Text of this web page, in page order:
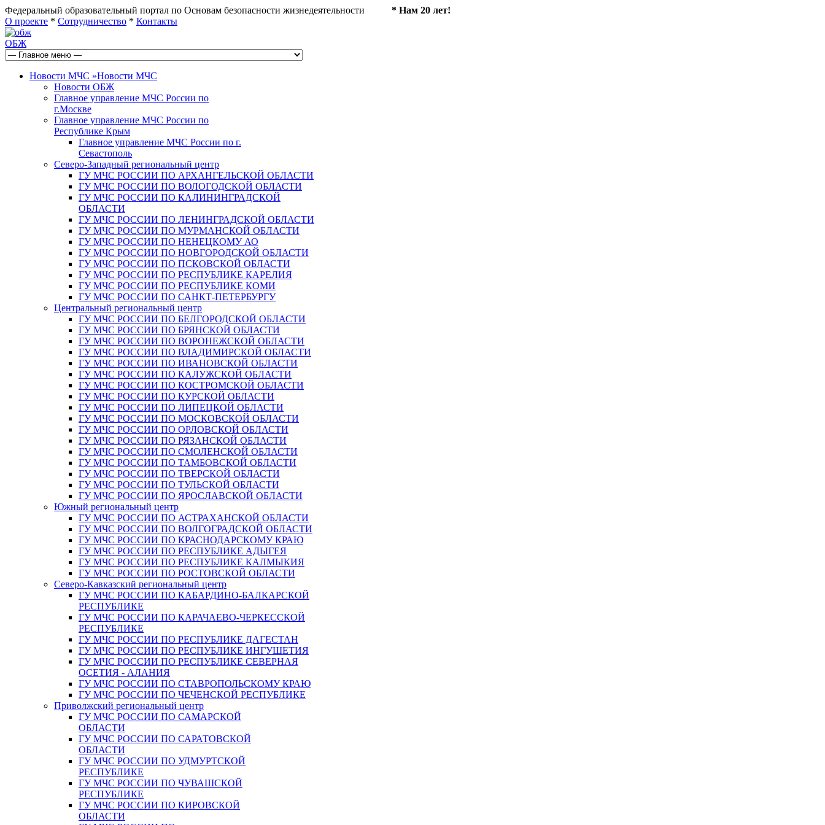
Федеральный образовательный портал по Основам безопасности жизнедеятельности * Нам 20 лет!
О проекте * Сотрудничество * Контакты
ОБЖ
Новости МЧС »Новости МЧС
Новости ОБЖ
Главное управление МЧС России по
г.Москве
Главное управление МЧС России по
Республике Крым
Главное управление МЧС России по г.
Севастополь
Северо-Западный региональный центр
ГУ МЧС РОССИИ ПО АРХАНГЕЛЬСКОЙ ОБЛАСТИ
ГУ МЧС РОССИИ ПО ВОЛОГОДСКОЙ ОБЛАСТИ
ГУ МЧС РОССИИ ПО КАЛИНИНГРАДСКОЙ
ОБЛАСТИ
ГУ МЧС РОССИИ ПО ЛЕНИНГРАДСКОЙ ОБЛАСТИ
ГУ МЧС РОССИИ ПО МУРМАНСКОЙ ОБЛАСТИ
ГУ МЧС РОССИИ ПО НЕНЕЦКОМУ АО
ГУ МЧС РОССИИ ПО НОВГОРОДСКОЙ ОБЛАСТИ
ГУ МЧС РОССИИ ПО ПСКОВСКОЙ ОБЛАСТИ
ГУ МЧС РОССИИ ПО РЕСПУБЛИКЕ КАРЕЛИЯ
ГУ МЧС РОССИИ ПО РЕСПУБЛИКЕ КОМИ
ГУ МЧС РОССИИ ПО САНКТ-ПЕТЕРБУРГУ
Центральный региональный центр
ГУ МЧС РОССИИ ПО БЕЛГОРОДСКОЙ ОБЛАСТИ
ГУ МЧС РОССИИ ПО БРЯНСКОЙ ОБЛАСТИ
ГУ МЧС РОССИИ ПО ВОРОНЕЖСКОЙ ОБЛАСТИ
ГУ МЧС РОССИИ ПО ВЛАДИМИРСКОЙ ОБЛАСТИ
ГУ МЧС РОССИИ ПО ИВАНОВСКОЙ ОБЛАСТИ
ГУ МЧС РОССИИ ПО КАЛУЖСКОЙ ОБЛАСТИ
ГУ МЧС РОССИИ ПО КОСТРОМСКОЙ ОБЛАСТИ
ГУ МЧС РОССИИ ПО КУРСКОЙ ОБЛАСТИ
ГУ МЧС РОССИИ ПО ЛИПЕЦКОЙ ОБЛАСТИ
ГУ МЧС РОССИИ ПО МОСКОВСКОЙ ОБЛАСТИ
ГУ МЧС РОССИИ ПО ОРЛОВСКОЙ ОБЛАСТИ
ГУ МЧС РОССИИ ПО РЯЗАНСКОЙ ОБЛАСТИ
ГУ МЧС РОССИИ ПО СМОЛЕНСКОЙ ОБЛАСТИ
ГУ МЧС РОССИИ ПО ТАМБОВСКОЙ ОБЛАСТИ
ГУ МЧС РОССИИ ПО ТВЕРСКОЙ ОБЛАСТИ
ГУ МЧС РОССИИ ПО ТУЛЬСКОЙ ОБЛАСТИ
ГУ МЧС РОССИИ ПО ЯРОСЛАВСКОЙ ОБЛАСТИ
Южный региональный центр
ГУ МЧС РОССИИ ПО АСТРАХАНСКОЙ ОБЛАСТИ
ГУ МЧС РОССИИ ПО ВОЛГОГРАДСКОЙ ОБЛАСТИ
ГУ МЧС РОССИИ ПО КРАСНОДАРСКОМУ КРАЮ
ГУ МЧС РОССИИ ПО РЕСПУБЛИКЕ АДЫГЕЯ
ГУ МЧС РОССИИ ПО РЕСПУБЛИКЕ КАЛМЫКИЯ
ГУ МЧС РОССИИ ПО РОСТОВСКОЙ ОБЛАСТИ
Северо-Кавказский региональный центр
ГУ МЧС РОССИИ ПО КАБАРДИНО-БАЛКАРСКОЙ
РЕСПУБЛИКЕ
ГУ МЧС РОССИИ ПО КАРАЧАЕВО-ЧЕРКЕССКОЙ
РЕСПУБЛИКЕ
ГУ МЧС РОССИИ ПО РЕСПУБЛИКЕ ДАГЕСТАН
ГУ МЧС РОССИИ ПО РЕСПУБЛИКЕ ИНГУШЕТИЯ
ГУ МЧС РОССИИ ПО РЕСПУБЛИКЕ СЕВЕРНАЯ
ОСЕТИЯ - АЛАНИЯ
ГУ МЧС РОССИИ ПО СТАВРОПОЛЬСКОМУ КРАЮ
ГУ МЧС РОССИИ ПО ЧЕЧЕНСКОЙ РЕСПУБЛИКЕ
Приволжский региональный центр
ГУ МЧС РОССИИ ПО САМАРСКОЙ
ОБЛАСТИ
ГУ МЧС РОССИИ ПО САРАТОВСКОЙ
ОБЛАСТИ
ГУ МЧС РОССИИ ПО УДМУРТСКОЙ
РЕСПУБЛИКЕ
ГУ МЧС РОССИИ ПО ЧУВАШСКОЙ
РЕСПУБЛИКЕ
ГУ МЧС РОССИИ ПО КИРОВСКОЙ
ОБЛАСТИ